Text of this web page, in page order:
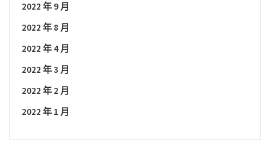
2022 年 9 月
2022 年 8 月
2022 年 4 月
2022 年 3 月
2022 年 2 月
2022 年 1 月